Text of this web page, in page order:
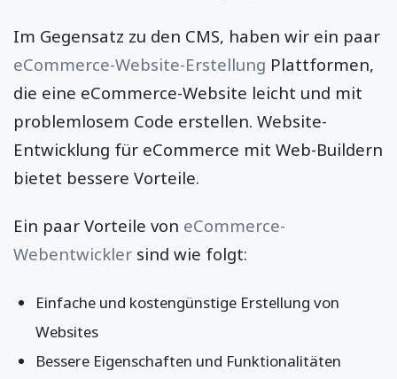
Im Gegensatz zu den CMS, haben wir ein paar
eCommerce-Website-Erstellung Plattformen,
die eine eCommerce-Website leicht und mit
problemlosem Code erstellen. Website-
Entwicklung für eCommerce mit Web-Buildern
bietet bessere Vorteile.
Ein paar Vorteile von eCommerce-
Webentwickler sind wie folgt:
Einfache und kostengünstige Erstellung von
Websites
Bessere Eigenschaften und Funktionalitäten